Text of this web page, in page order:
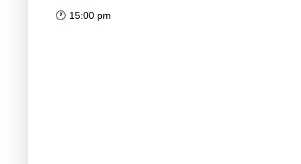
🕐 15:00 pm